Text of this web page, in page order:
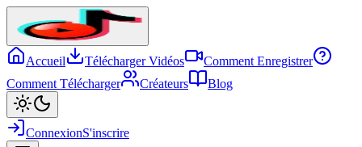
Accueil Télécharger Vidéos
Comment Enregistrer
Comment Télécharger
Créateurs Blog
ConnexionS'inscrire